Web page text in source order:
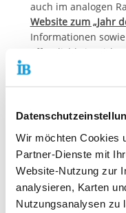
Wir möchten Cookies
Partner-Dienste mit
Website-Nutzung zur
analysieren, Karten
Nutzungsanalysen zu
auch im analogen
Website zum „Jahr
Informationen
Prozess.
bekannt, dass sich
der Identitären
für die
diesem Vorfall wird
Medienberichten